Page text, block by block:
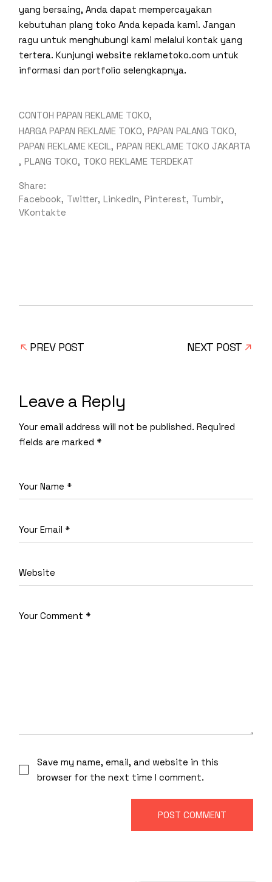
yang bersaing, Anda dapat mempercayakan
kebutuhan plang toko Anda kepada kami. Jangan
ragu untuk menghubungi kami melalui kontak yang
tertera. Kunjungi websitereklametoko.com untuk
informasi dan portfolio selengkapnya.
CONTOH PAPAN REKLAME TOKO
HARGA PAPAN REKLAME TOKO PAPAN PALANG TOKO
PAPAN REKLAME KECIL PAPAN REKLAME TOKO JAKARTA
PLANG TOKO TOKO REKLAME TERDEKAT
Share:
Facebook Twitter LinkedIn Pinterest Tumblr
VKontakte
PREV POST NEXT POST
Leave a Reply
Your email address will not be published. Required
fields are marked *
Save my name, email, and website in this
browser for the next time I comment.
POST COMMENT